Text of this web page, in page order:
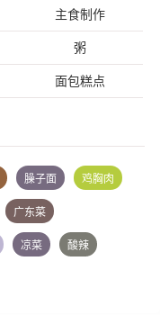
主食制作
粥
面包糕点
臊子面 鸡胸肉
广东菜
凉菜 酸辣